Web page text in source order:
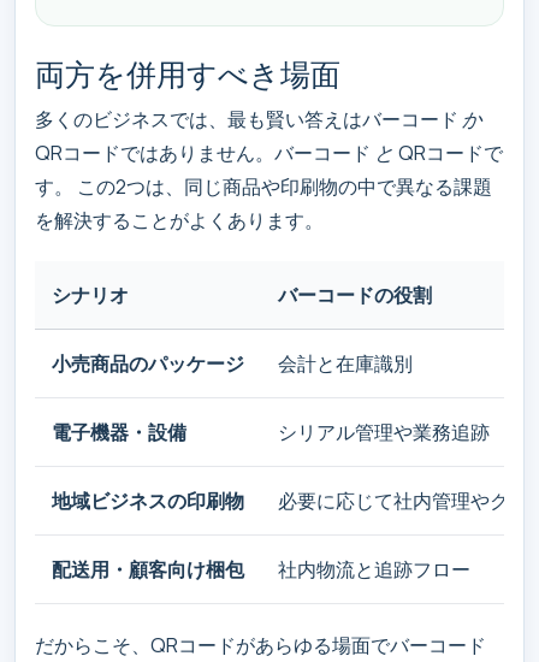
両方を併用すべき場面
多くのビジネスでは、最も賢い答えはバーコード か
QRコードではありません。バーコード と QRコードで
す。 この2つは、同じ商品や印刷物の中で異なる課題
を解決することがよくあります。
シナリオ バーコードの役割
小売商品のパッケージ 会計と在庫識別
電子機器・設備 シリアル管理や業務追跡
地域ビジネスの印刷物 必要に応じて社内管理やクー
配送用・顧客向け梱包 社内物流と追跡フロー
だからこそ、QRコードがあらゆる場面でバーコード